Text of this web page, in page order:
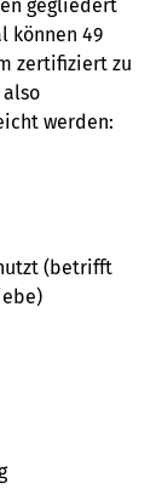
gegliedert
können 49
zertifiziert zu
werden:
(betrifft